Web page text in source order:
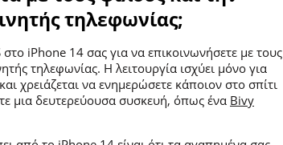
τηλεφωνίας;
iPhone 14 σας για να επικοινωνήσετε με τους
τηλεφωνίας. Η λειτουργία ισχύει μόνο για
χρειάζεται να ενημερώσετε κάποιον στο σπίτι
μια δευτερεύουσα συσκευή, όπως ένα Bivy